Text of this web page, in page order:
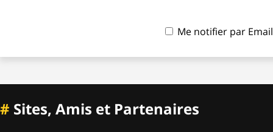
Me notifier par
# Sites, Amis et Partenaires